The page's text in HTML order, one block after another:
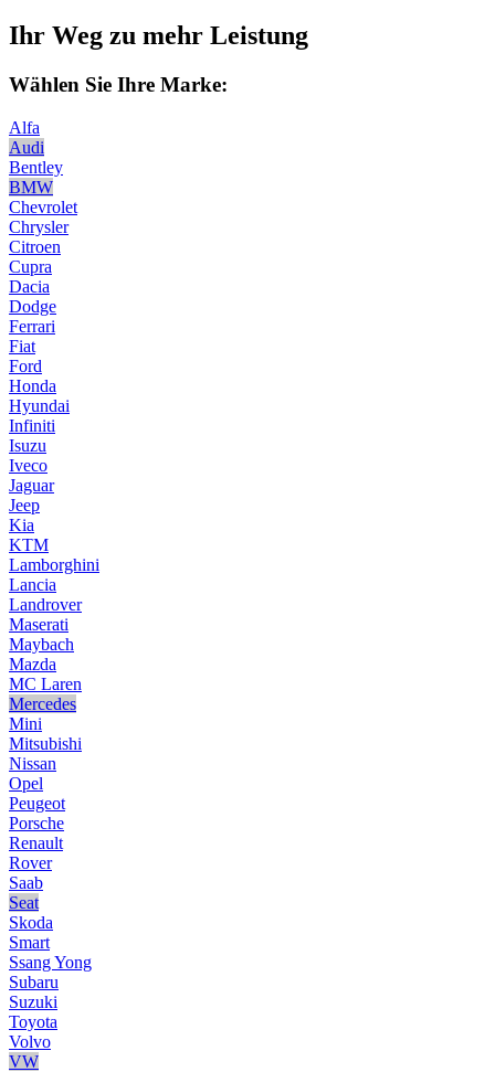
Ihr Weg zu mehr Leistung
Wählen Sie Ihre Marke:
Alfa
Audi
Bentley
BMW
Chevrolet
Chrysler
Citroen
Cupra
Dacia
Dodge
Ferrari
Fiat
Ford
Honda
Hyundai
Infiniti
Isuzu
Iveco
Jaguar
Jeep
Kia
KTM
Lamborghini
Lancia
Landrover
Maserati
Maybach
Mazda
MC Laren
Mercedes
Mini
Mitsubishi
Nissan
Opel
Peugeot
Porsche
Renault
Rover
Saab
Seat
Skoda
Smart
Ssang Yong
Subaru
Suzuki
Toyota
Volvo
VW